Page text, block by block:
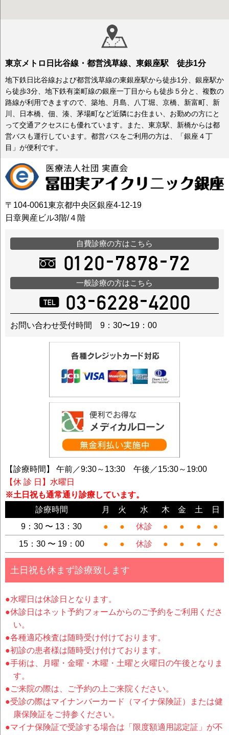
東京メトロ日比谷線・都営浅草線、東銀座駅 徒歩1分
地下鉄日比谷線および都営浅草線の東銀座駅から徒歩1分、銀座駅か
ら徒歩3分、地下鉄有楽町線の銀座一丁目からも徒歩５分と、複数の
路線が利用できますので、築地、月島、八丁堀、京橋、新富町、新
川、日本橋、佃、湊、茅場町など近隣にお住まい、お勤めの方にと
って交通アクセスにも優れています。また、東京駅、新橋からは都
営バスも運行しています。都営バスをご利用の方は、「銀座４丁
目」が便利です。
〒104-0061東京都中央区銀座4-12-19
日章興産ビル3階/４階
自費診療の方はこちら
一般診療の方はこちら
お問い合わせ受付時間 9：30〜19：00
【診療時間】 午前／9:30～13:30 午後／15:30～19:00
【休 診 日】水曜日
※土日祝も通常通り診療しています。
診療時間
月 火 水 木 金 土
日
9：30 〜 13：30
● ● 休診 ● ● ●
●
15：30 〜 19：00
● ● 休診 ● ● ● ●
土日祝も休まず診療致します
●水曜日は休診日となります。
●休診日はネット予約フォームからのご予約をご利用くださ
い。
●各種適応検査は随時受け付けております。
●初診の患者様は随時受け付けております。
●手術は、月曜・金曜・木曜・土曜と火曜日の午後となりま
す。
●ご来院の際は、ご予約の上ご来院ください。
●受診の際はマイナンバーカード（マイナ保険証）または健
康保険証をご持参ください。
●マイナ保険証で受診する場合は「限度額適用認定証」が不